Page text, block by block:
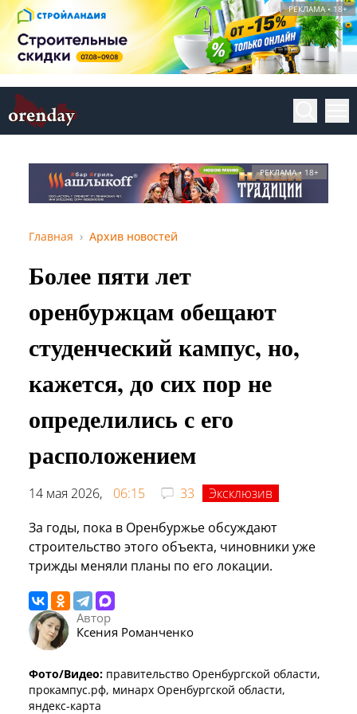
РЕКЛАМА • 18+
РЕКЛАМА • 18+
Главная Архив новостей
Более пяти лет
оренбуржцам обещают
студенческий кампус, но,
кажется, до сих пор не
определились с его
расположением
14 мая 2026, 06:15 33
Эксклюзив
За годы, пока в Оренбуржье обсуждают
строительство этого объекта, чиновники уже
трижды меняли планы по его локации.
Автор
Ксения Романченко
Фото/Видео: правительство Оренбургской области,
прокампус.рф, минарх Оренбургской области,
яндекс-карта